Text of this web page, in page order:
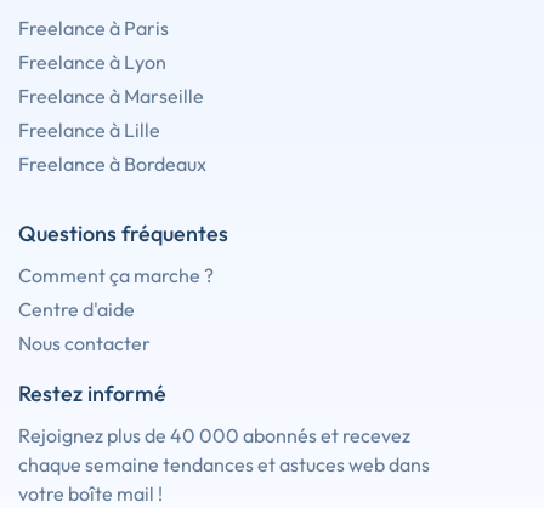
Freelance à Paris
Freelance à Lyon
Freelance à Marseille
Freelance à Lille
Freelance à Bordeaux
Questions fréquentes
Comment ça marche ?
Centre d'aide
Nous contacter
Restez informé
Rejoignez plus de 40 000 abonnés et recevez
chaque semaine tendances et astuces web dans
votre boîte mail !